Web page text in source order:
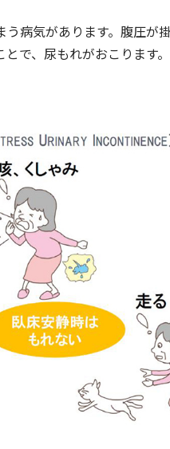
病気があります。腹圧
で、尿もれがおこりま